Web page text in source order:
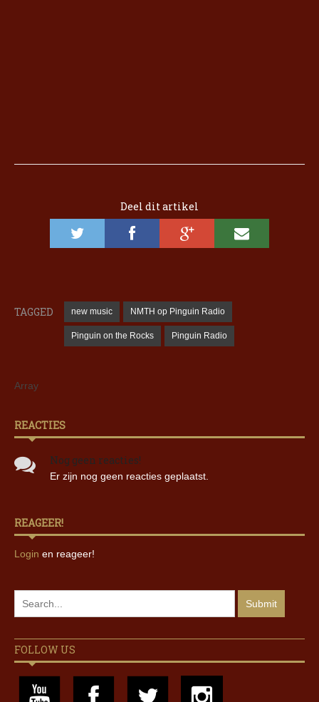
Deel dit artikel
TAGGED new music NMTH op Pinguin Radio
Pinguin on the Rocks Pinguin Radio
Array
REACTIES
Nog geen reacties!
Er zijn nog geen reacties geplaatst.
REAGEER!
Login en reageer!
FOLLOW US